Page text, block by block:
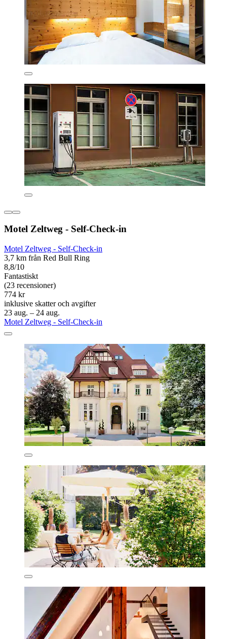
Motel Zeltweg - Self-Check-in
Motel Zeltweg - Self-Check-in
3,7 km från Red Bull Ring
8,8/10
Fantastiskt
(23 recensioner)
774 kr
inklusive skatter och avgifter
23 aug. – 24 aug.
Motel Zeltweg - Self-Check-in